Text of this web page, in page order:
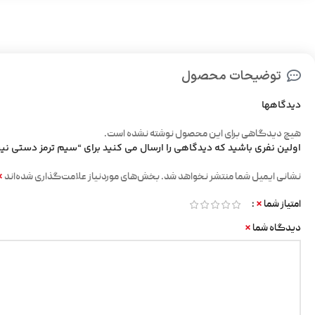
توضیحات محصول
دیدگاهها
هیچ دیدگاهی برای این محصول نوشته نشده است.
اولین نفری باشید که دیدگاهی را ارسال می کنید برای “سیم ترمز دستی
نشانی ایمیل شما منتشر نخواهد شد.بخش‌های موردنیاز علامت‌گذاری شده‌اند
امتیاز شما *
دیدگاه شما *